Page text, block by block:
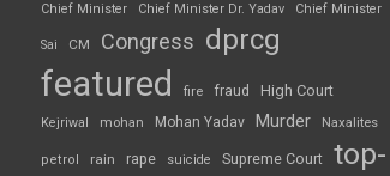
Chief Minister
Chief Minister Dr. Yadav Chief Minister
Sai CM Congress dprcg
featured fire fraud High Court
Kejriwal mohan Mohan Yadav Murder Naxalites
petrol rain rape suicide Supreme Court top-